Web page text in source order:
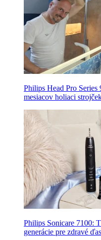
Philips Head Pro
mesiacov holiaci
Philips Sonicare 7100:
generácie pre zdravé